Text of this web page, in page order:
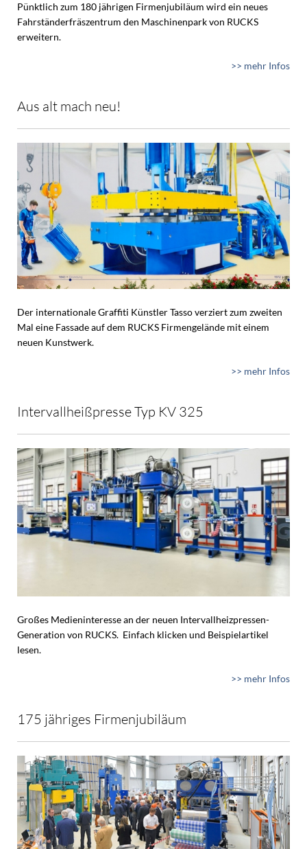
Pünktlich zum 180 jährigen Firmenjubiläum wird ein neues
Fahrständerfräszentrum den Maschinenpark von RUCKS
erweitern.
>> mehr Infos
Aus alt mach neu!
Der internationale Graffiti Künstler Tasso verziert zum zweiten
Mal eine Fassade auf dem RUCKS Firmengelände mit einem
neuen Kunstwerk.
>> mehr Infos
Intervallheißpresse Typ KV 325
Großes Medieninteresse an der neuen Intervallheizpressen-
Generation von RUCKS. Einfach klicken und Beispielartikel
lesen.
>> mehr Infos
175 jähriges Firmenjubiläum